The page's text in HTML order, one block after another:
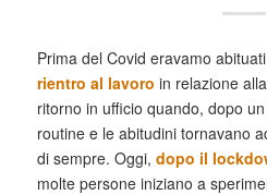
Prima del Covid eravamo
rientro al lavoro in relazione
ritorno in ufficio quando, dopo
routine e le abitudini tornavano
di sempre. Oggi, dopo il
molte persone iniziano a